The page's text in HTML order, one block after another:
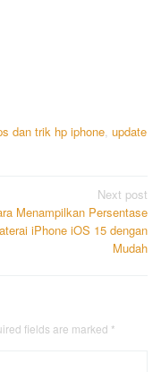
dan trik hp iphone update
Next post
Menampilkan Persentase
iPhone iOS 15 dengan
Mudah
fields are marked *